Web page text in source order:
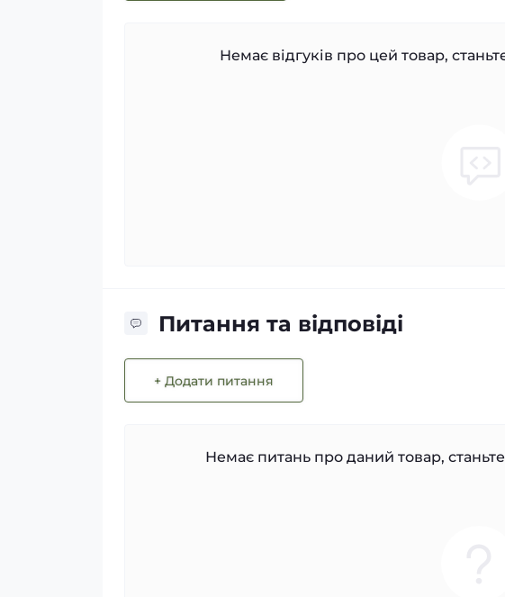
Немає відгуків про цей товар,
Питання та відповіді
+ Додати питання
Немає питань про даний товар,